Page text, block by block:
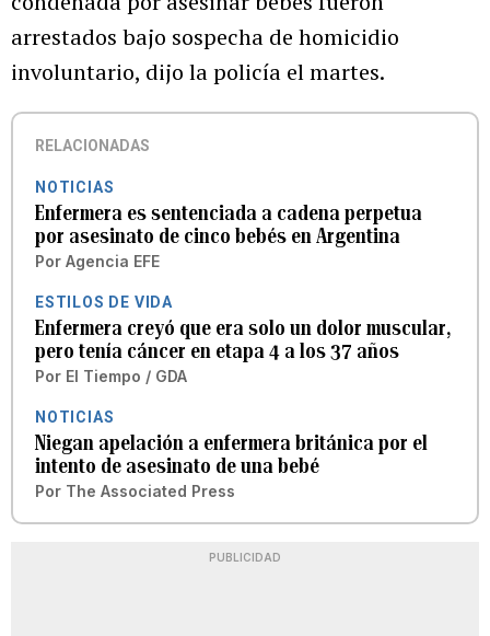
arrestados bajo sospecha de homicidio
involuntario, dijo la policía el martes.
RELACIONADAS
NOTICIAS
Enfermera es sentenciada a cadena perpetua
por asesinato de cinco bebés en Argentina
Por Agencia EFE
ESTILOS DE VIDA
Enfermera creyó que era solo un dolor muscular,
pero tenía cáncer en etapa 4 a los 37 años
Por El Tiempo / GDA
NOTICIAS
Niegan apelación a enfermera británica por el
intento de asesinato de una bebé
Por The Associated Press
PUBLICIDAD